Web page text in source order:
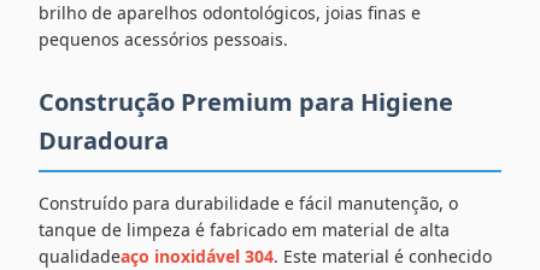
brilho de aparelhos odontológicos, joias finas e
pequenos acessórios pessoais.
Construção Premium para Higiene
Duradoura
Construído para durabilidade e fácil manutenção, o
tanque de limpeza é fabricado em material de alta
qualidadeaço inoxidável 304. Este material é conhecido